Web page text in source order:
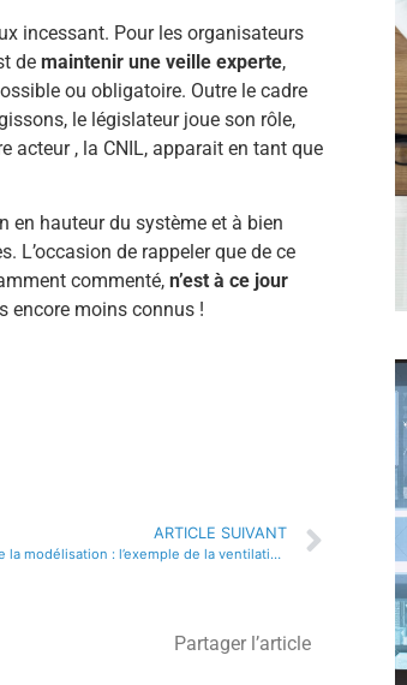
incessant. Pour les organisateurs
de maintenir une veille experte,
ou obligatoire. Outre le cadre
le législateur joue son rôle,
acteur , la CNIL, apparait en tant que
en hauteur du système et à bien
L’occasion de rappeler que de ce
commenté, n’est à ce jour
encore moins connus !
ARTICLE SUIVANT
L’outil clé de la modélisation : l’exemple de la ventilation de la Philharmonie
Partager l’article